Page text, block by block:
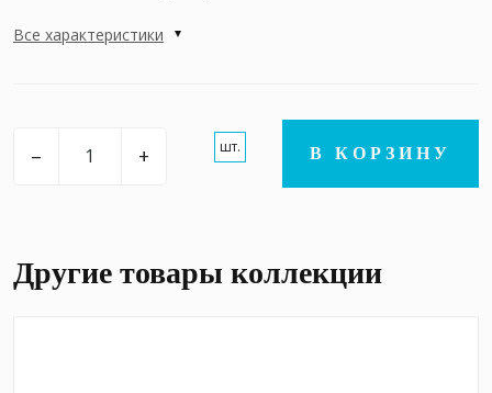
Все характеристики
– + шт. В КОРЗИНУ
Другие товары коллекции